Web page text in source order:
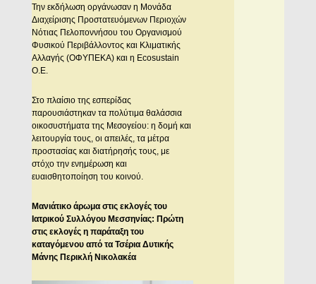
Την εκδήλωση οργάνωσαν η Μονάδα
Διαχείρισης Προστατευόμενων Περιοχών
Νότιας Πελοποννήσου του Οργανισμού
Φυσικού Περιβάλλοντος και Κλιματικής
Αλλαγής (ΟΦΥΠΕΚΑ) και η Ecosustain
Ο.Ε.
Στο πλαίσιο της εσπερίδας
παρουσιάστηκαν τα πολύτιμα θαλάσσια
οικοσυστήματα της Μεσογείου: η δομή και
λειτουργία τους, οι απειλές, τα μέτρα
προστασίας και διατήρησής τους, με
στόχο την ενημέρωση και
ευαισθητοποίηση του κοινού.
Μανιάτικο άρωμα στις εκλογές του
Ιατρικού Συλλόγου Μεσσηνίας: Πρώτη
στις εκλογές η παράταξη του
καταγόμενου από τα Τσέρια Δυτικής
Μάνης Περικλή Νικολακέα